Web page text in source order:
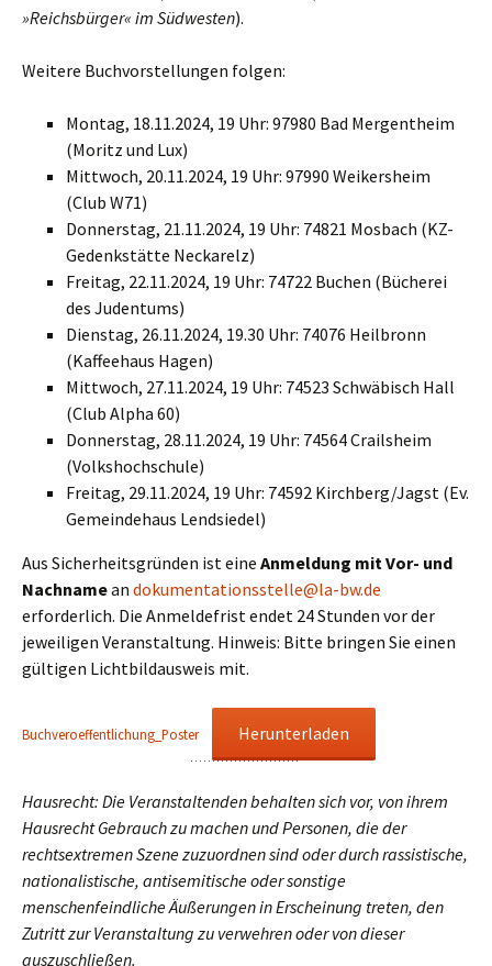
»Reichsbürger«im Südwesten).
Weitere Buchvorstellungen folgen:
Montag, 18.11.2024, 19 Uhr: 97980 Bad Mergentheim
(Moritz und Lux)
Mittwoch, 20.11.2024, 19 Uhr: 97990 Weikersheim
(Club W71)
Donnerstag, 21.11.2024, 19 Uhr: 74821 Mosbach (KZ-
Gedenkstätte Neckarelz)
Freitag, 22.11.2024, 19 Uhr: 74722 Buchen (Bücherei
des Judentums)
Dienstag, 26.11.2024, 19.30 Uhr: 74076 Heilbronn
(Kaffeehaus Hagen)
Mittwoch, 27.11.2024, 19 Uhr: 74523 Schwäbisch Hall
(Club Alpha 60)
Donnerstag, 28.11.2024, 19 Uhr: 74564 Crailsheim
(Volkshochschule)
Freitag, 29.11.2024, 19 Uhr: 74592 Kirchberg/Jagst (Ev.
Gemeindehaus Lendsiedel)
Aus Sicherheitsgründen ist eine Anmeldung mit Vor- und
Nachnamean dokumentationsstelle@la-bw.de
erforderlich. Die Anmeldefrist endet 24 Stunden vor der
jeweiligen Veranstaltung. Hinweis: Bitte bringen Sie einen
gültigen Lichtbildausweis mit.
Buchveroeffentlichung_Poster Herunterladen
Hausrecht: Die Veranstaltenden behalten sich vor, von ihrem
Hausrecht Gebrauch zu machen und Personen, die der
rechtsextremen Szene zuzuordnen sind oder durch rassistische,
nationalistische, antisemitische oder sonstige
menschenfeindliche Äußerungen in Erscheinung treten, den
Zutritt zur Veranstaltung zu verwehren oder von dieser
auszuschließen.